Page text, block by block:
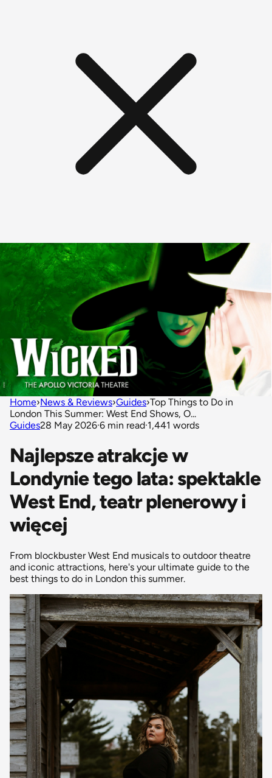
Home›News & Reviews›Guides›Top Things to Do in
London This Summer: West End Shows, O...
Guides28 May 2026·6 min read·1,441 words
Najlepsze atrakcje w
Londynie tego lata: spektakle
West End, teatr plenerowy i
więcej
From blockbuster West End musicals to outdoor theatre
and iconic attractions, here's your ultimate guide to the
best things to do in London this summer.